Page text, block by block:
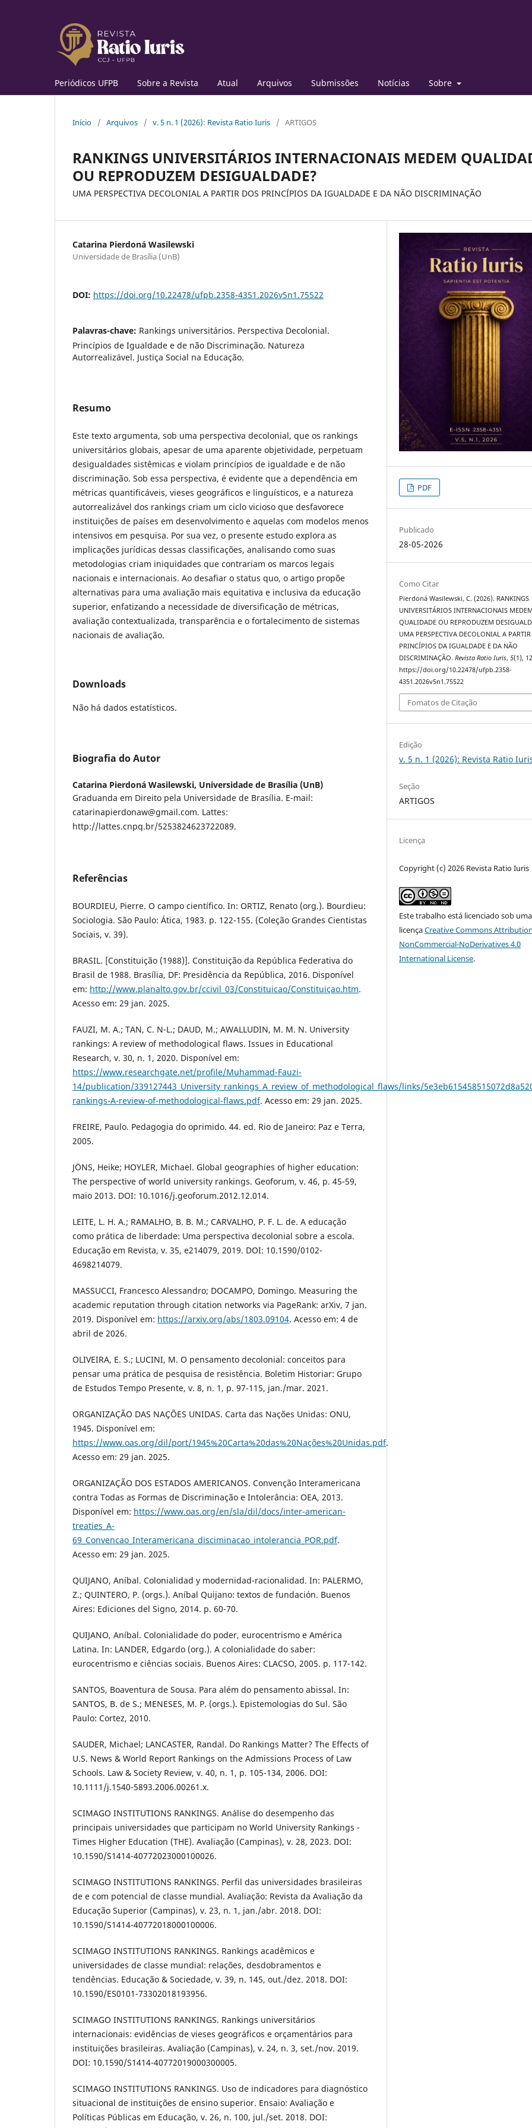
Periódicos UFPB Sobre a Revista Atual Arquivos Submissões Notícias Sobre
Início / Arquivos / v. 5 n. 1 (2026): Revista Ratio Iuris / ARTIGOS
RANKINGS UNIVERSITÁRIOS INTERNACIONAIS MEDEM
OU REPRODUZEM DESIGUALDADE?
UMA PERSPECTIVA DECOLONIAL A PARTIR DOS PRINCÍPIOS DA IGUALDADE E DA NÃO DISCRIMINAÇÃO
Catarina Pierdoná Wasilewski
Universidade de Brasília (UnB)
DOI: https://doi.org/10.22478/ufpb.2358-4351.2026v5n1.75522
Palavras-chave: Rankings universitários. Perspectiva Decolonial.
Princípios de Igualdade e de não Discriminação. Natureza
Autorrealizável. Justiça Social na Educação.
Resumo
Este texto argumenta, sob uma perspectiva decolonial, que os rankings
universitários globais, apesar de uma aparente objetividade, perpetuam
desigualdades sistêmicas e violam princípios de igualdade e de não
discriminação. Sob essa perspectiva, é evidente que a dependência em
métricas quantificáveis, vieses geográficos e linguísticos, e a natureza
autorrealizável dos rankings criam um ciclo vicioso que desfavorece
instituições de países em desenvolvimento e aquelas com modelos menos
intensivos em pesquisa. Por sua vez, o presente estudo explora as
implicações jurídicas dessas classificações, analisando como suas
metodologias criam iniquidades que contrariam os marcos legais
nacionais e internacionais. Ao desafiar o status quo, o artigo propõe
alternativas para uma avaliação mais equitativa e inclusiva da educação
superior, enfatizando a necessidade de diversificação de métricas,
avaliação contextualizada, transparência e o fortalecimento de sistemas
nacionais de avaliação.
Downloads
Não há dados estatísticos.
Biografia do Autor
Catarina Pierdoná Wasilewski, Universidade de Brasília (UnB)
Graduanda em Direito pela Universidade de Brasília. E-mail:
catarinapierdonaw@gmail.com. Lattes:
http://lattes.cnpq.br/5253824623722089.
Referências
BOURDIEU, Pierre. O campo científico. In: ORTIZ, Renato (org.). Bourdieu:
Sociologia. São Paulo: Ática, 1983. p. 122-155. (Coleção Grandes Cientistas
Sociais, v. 39).
BRASIL. [Constituição (1988)]. Constituição da República Federativa do
Brasil de 1988. Brasília, DF: Presidência da República, 2016. Disponível
em: http://www.planalto.gov.br/ccivil_03/Constituicao/Constituiçao.htm.
Acesso em: 29 jan. 2025.
FAUZI, M. A.; TAN, C. N-L.; DAUD, M.; AWALLUDIN, M. M. N. University
rankings: A review of methodological flaws. Issues in Educational
Research, v. 30, n. 1, 2020. Disponível em:
https://www.researchgate.net/profile/Muhammad-Fauzi-
14/publication/339127443_University_rankings_A_review_of_methodological_flaws/links/
rankings-A-review-of-methodological-flaws.pdf. Acesso em: 29 jan. 2025.
FREIRE, Paulo. Pedagogia do oprimido. 44. ed. Rio de Janeiro: Paz e Terra,
2005.
JÖNS, Heike; HOYLER, Michael. Global geographies of higher education:
The perspective of world university rankings. Geoforum, v. 46, p. 45-59,
maio 2013. DOI: 10.1016/j.geoforum.2012.12.014.
LEITE, L. H. A.; RAMALHO, B. B. M.; CARVALHO, P. F. L. de. A educação
como prática de liberdade: Uma perspectiva decolonial sobre a escola.
Educação em Revista, v. 35, e214079, 2019. DOI: 10.1590/0102-
4698214079.
MASSUCCI, Francesco Alessandro; DOCAMPO, Domingo. Measuring the
academic reputation through citation networks via PageRank: arXiv, 7 jan.
2019. Disponível em: https://arxiv.org/abs/1803.09104. Acesso em: 4 de
abril de 2026.
OLIVEIRA, E. S.; LUCINI, M. O pensamento decolonial: conceitos para
pensar uma prática de pesquisa de resistência. Boletim Historiar: Grupo
de Estudos Tempo Presente, v. 8, n. 1, p. 97-115, jan./mar. 2021.
ORGANIZAÇÃO DAS NAÇÕES UNIDAS. Carta das Nações Unidas: ONU,
1945. Disponível em:
https://www.oas.org/dil/port/1945%20Carta%20das%20Nações%20Unidas.pdf.
Acesso em: 29 jan. 2025.
ORGANIZAÇÃO DOS ESTADOS AMERICANOS. Convenção Interamericana
contra Todas as Formas de Discriminação e Intolerância: OEA, 2013.
Disponível em: https://www.oas.org/en/sla/dil/docs/inter-american-
treaties_A-
69_Convencao_Interamericana_disciminacao_intolerancia_POR.pdf.
Acesso em: 29 jan. 2025.
QUIJANO, Aníbal. Colonialidad y modernidad-racionalidad. In: PALERMO,
Z.; QUINTERO, P. (orgs.). Aníbal Quijano: textos de fundación. Buenos
Aires: Ediciones del Signo, 2014. p. 60-70.
QUIJANO, Aníbal. Colonialidade do poder, eurocentrismo e América
Latina. In: LANDER, Edgardo (org.). A colonialidade do saber:
eurocentrismo e ciências sociais. Buenos Aires: CLACSO, 2005. p. 117-142.
SANTOS, Boaventura de Sousa. Para além do pensamento abissal. In:
SANTOS, B. de S.; MENESES, M. P. (orgs.). Epistemologias do Sul. São
Paulo: Cortez, 2010.
SAUDER, Michael; LANCASTER, Randal. Do Rankings Matter? The Effects of
U.S. News & World Report Rankings on the Admissions Process of Law
Schools. Law & Society Review, v. 40, n. 1, p. 105-134, 2006. DOI:
10.1111/j.1540-5893.2006.00261.x.
SCIMAGO INSTITUTIONS RANKINGS. Análise do desempenho das
principais universidades que participam no World University Rankings -
Times Higher Education (THE). Avaliação (Campinas), v. 28, 2023. DOI:
10.1590/S1414-40772023000100026.
SCIMAGO INSTITUTIONS RANKINGS. Perfil das universidades brasileiras
de e com potencial de classe mundial. Avaliação: Revista da Avaliação da
Educação Superior (Campinas), v. 23, n. 1, jan./abr. 2018. DOI:
10.1590/S1414-40772018000100006.
SCIMAGO INSTITUTIONS RANKINGS. Rankings acadêmicos e
universidades de classe mundial: relações, desdobramentos e
tendências. Educação & Sociedade, v. 39, n. 145, out./dez. 2018. DOI:
10.1590/ES0101-73302018193956.
SCIMAGO INSTITUTIONS RANKINGS. Rankings universitários
internacionais: evidências de vieses geográficos e orçamentários para
instituições brasileiras. Avaliação (Campinas), v. 24, n. 3, set./nov. 2019.
DOI: 10.1590/S1414-40772019000300005.
SCIMAGO INSTITUTIONS RANKINGS. Uso de indicadores para diagnóstico
situacional de instituições de ensino superior. Ensaio: Avaliação e
Políticas Públicas em Educação, v. 26, n. 100, jul./set. 2018. DOI:
PDF
Publicado
28-05-2026
Como Citar
Pierdoná Wasilewski, C. (2026). RANKINGS
UNIVERSITÁRIOS INTERNACIONAIS MEDEM
QUALIDADE OU REPRODUZEM
UMA PERSPECTIVA DECOLONIAL A
PRINCÍPIOS DA IGUALDADE E DA NÃO
DISCRIMINAÇÃO.Revista Ratio Iuris,5(1),
https://doi.org/10.22478/ufpb.2358-
4351.2026v5n1.75522
Fomatos de Citação
Edição
v. 5 n. 1 (2026): Revista Ratio
Seção
ARTIGOS
Licença
Copyright (c) 2026 Revista Ratio Iuris
Este trabalho está licenciado sob uma
licençaCreative Commons
NonCommercial-NoDerivatives 4.0
International License.